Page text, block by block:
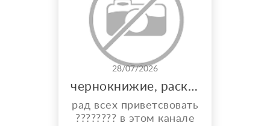
28/07/2026
чернокнижие, расклады, и многое другое
рад всех приветсвовать
???????? в этом канале